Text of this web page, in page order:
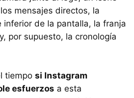
mensajes directos, la
de la pantalla, la franja
por supuesto, la cronología
tiempo si Instagram
esfuerzos a esta